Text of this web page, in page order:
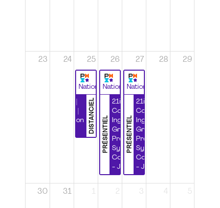
23 24 25
National
DISTANCIEL
Certification
26
National
PRÉSENTIEL
21ième
Congrès
Ingénierie
Grands
Projets et
Systèmes
Complexes
- Jour 1
27
National
PRÉSENTIEL
21ième
Congrès
Ingénierie
Grands
Projets et
Systèmes
Complexes
- Jour 2
28 29
30 31 1 2 3 4 5